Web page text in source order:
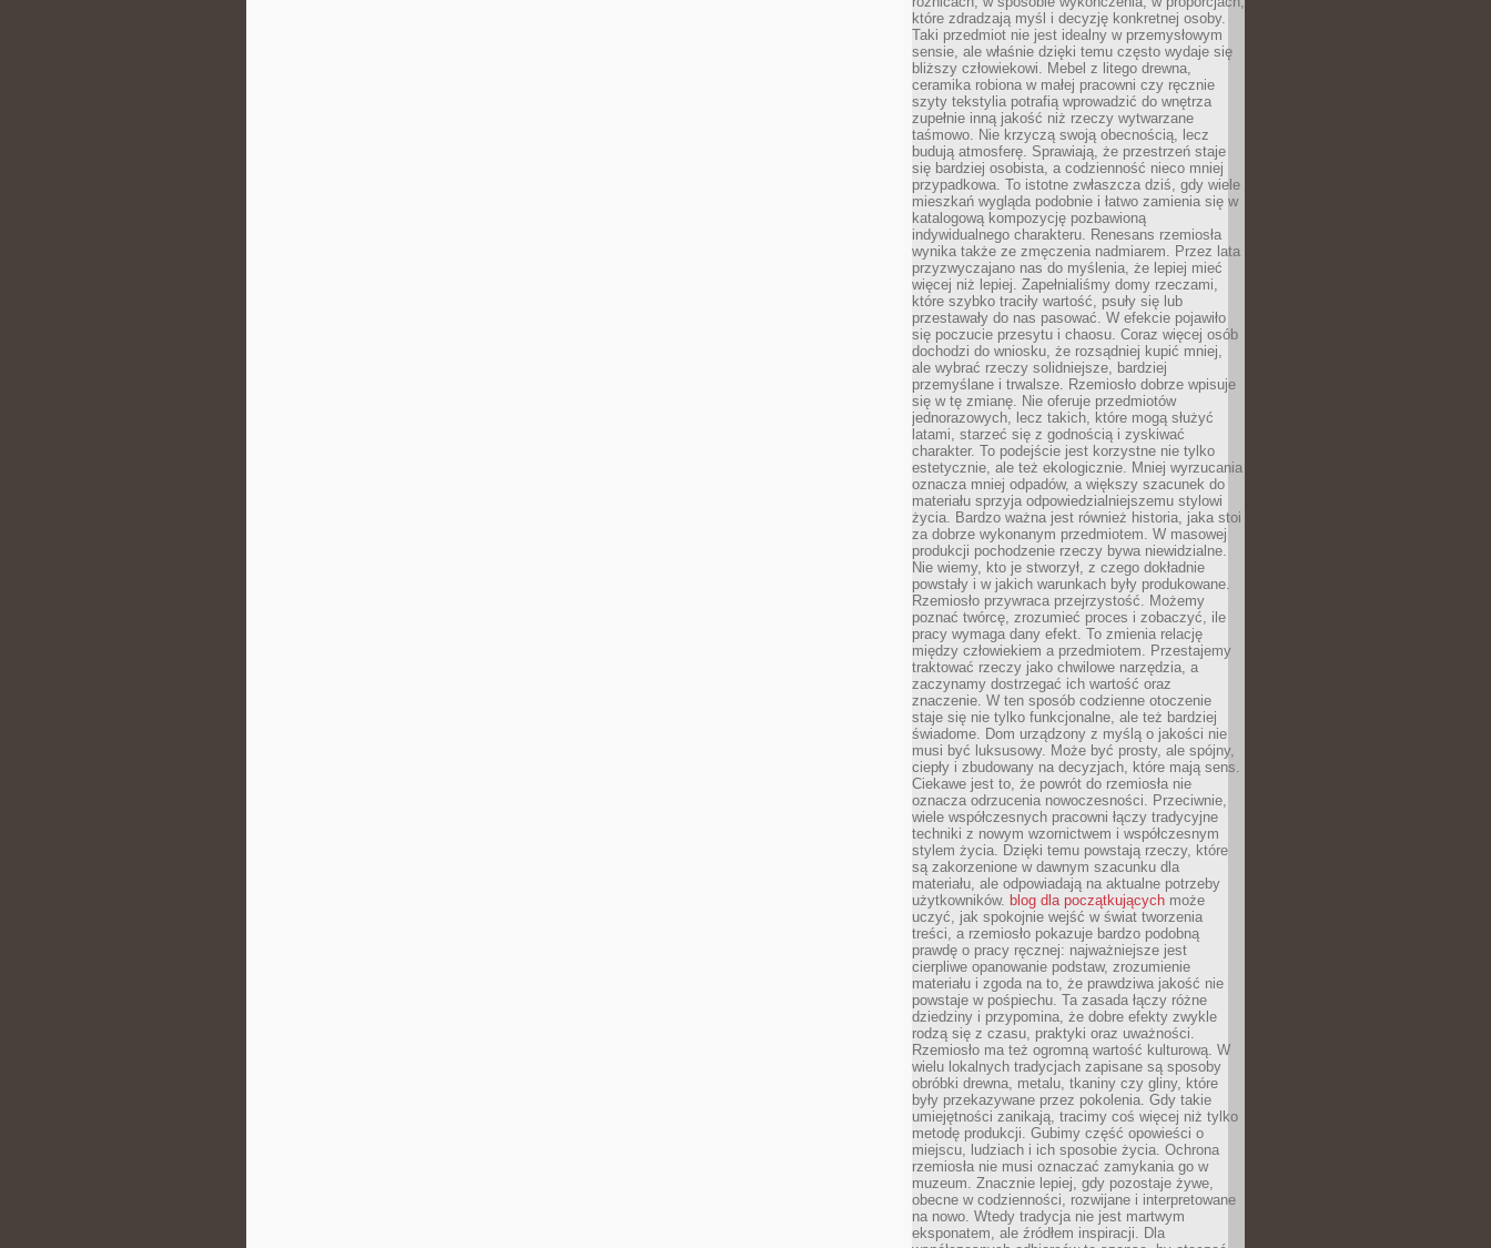
które zdradzają myśl i decyzję konkretnej osoby.
Taki przedmiot nie jest idealny w przemysłowym
sensie, ale właśnie dzięki temu często wydaje się
bliższy człowiekowi. Mebel z litego drewna,
ceramika robiona w małej pracowni czy ręcznie
szyty tekstylia potrafią wprowadzić do wnętrza
zupełnie inną jakość niż rzeczy wytwarzane
taśmowo. Nie krzyczą swoją obecnością, lecz
budują atmosferę. Sprawiają, że przestrzeń staje
się bardziej osobista, a codzienność nieco mniej
przypadkowa. To istotne zwłaszcza dziś, gdy wiele
mieszkań wygląda podobnie i łatwo zamienia się w
katalogową kompozycję pozbawioną
indywidualnego charakteru. Renesans rzemiosła
wynika także ze zmęczenia nadmiarem. Przez lata
przyzwyczajano nas do myślenia, że lepiej mieć
więcej niż lepiej. Zapełnialiśmy domy rzeczami,
które szybko traciły wartość, psuły się lub
przestawały do nas pasować. W efekcie pojawiło
się poczucie przesytu i chaosu. Coraz więcej osób
dochodzi do wniosku, że rozsądniej kupić mniej,
ale wybrać rzeczy solidniejsze, bardziej
przemyślane i trwalsze. Rzemiosło dobrze wpisuje
się w tę zmianę. Nie oferuje przedmiotów
jednorazowych, lecz takich, które mogą służyć
latami, starzeć się z godnością i zyskiwać
charakter. To podejście jest korzystne nie tylko
estetycznie, ale też ekologicznie. Mniej wyrzucania
oznacza mniej odpadów, a większy szacunek do
materiału sprzyja odpowiedzialniejszemu stylowi
życia. Bardzo ważna jest również historia, jaka stoi
za dobrze wykonanym przedmiotem. W masowej
produkcji pochodzenie rzeczy bywa niewidzialne.
Nie wiemy, kto je stworzył, z czego dokładnie
powstały i w jakich warunkach były produkowane.
Rzemiosło przywraca przejrzystość. Możemy
poznać twórcę, zrozumieć proces i zobaczyć, ile
pracy wymaga dany efekt. To zmienia relację
między człowiekiem a przedmiotem. Przestajemy
traktować rzeczy jako chwilowe narzędzia, a
zaczynamy dostrzegać ich wartość oraz
znaczenie. W ten sposób codzienne otoczenie
staje się nie tylko funkcjonalne, ale też bardziej
świadome. Dom urządzony z myślą o jakości nie
musi być luksusowy. Może być prosty, ale spójny,
ciepły i zbudowany na decyzjach, które mają sens.
Ciekawe jest to, że powrót do rzemiosła nie
oznacza odrzucenia nowoczesności. Przeciwnie,
wiele współczesnych pracowni łączy tradycyjne
techniki z nowym wzornictwem i współczesnym
stylem życia. Dzięki temu powstają rzeczy, które
są zakorzenione w dawnym szacunku dla
materiału, ale odpowiadają na aktualne potrzeby
użytkowników. blog dla początkujących może
uczyć, jak spokojnie wejść w świat tworzenia
treści, a rzemiosło pokazuje bardzo podobną
prawdę o pracy ręcznej: najważniejsze jest
cierpliwe opanowanie podstaw, zrozumienie
materiału i zgoda na to, że prawdziwa jakość nie
powstaje w pośpiechu. Ta zasada łączy różne
dziedziny i przypomina, że dobre efekty zwykle
rodzą się z czasu, praktyki oraz uważności.
Rzemiosło ma też ogromną wartość kulturową. W
wielu lokalnych tradycjach zapisane są sposoby
obróbki drewna, metalu, tkaniny czy gliny, które
były przekazywane przez pokolenia. Gdy takie
umiejętności zanikają, tracimy coś więcej niż tylko
metodę produkcji. Gubimy część opowieści o
miejscu, ludziach i ich sposobie życia. Ochrona
rzemiosła nie musi oznaczać zamykania go w
muzeum. Znacznie lepiej, gdy pozostaje żywe,
obecne w codzienności, rozwijane i interpretowane
na nowo. Wtedy tradycja nie jest martwym
eksponatem, ale źródłem inspiracji. Dla